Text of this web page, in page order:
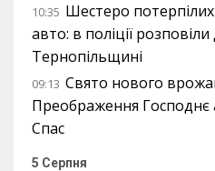
10:35 Шестеро
авто: в поліції
Тернопільщині
09:13 Свято нового
Преображення Господнє
Спас
5 Серпня